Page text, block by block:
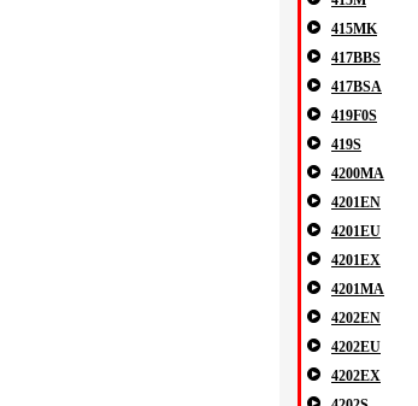
415MK
417BBS
417BSA
419F0S
419S
4200MA
4201EN
4201EU
4201EX
4201MA
4202EN
4202EU
4202EX